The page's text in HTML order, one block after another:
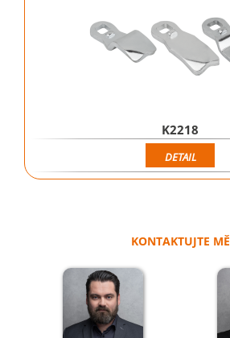
K2218
DETAIL
KONTAKTUJTE MĚ